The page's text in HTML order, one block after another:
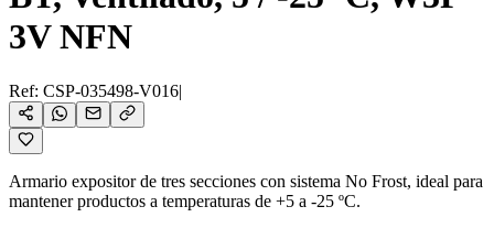
3V NFN
Ref: CSP-035498-V016|
Armario expositor de tres secciones con sistema No Frost, ideal para
mantener productos a temperaturas de +5 a -25 ºC.